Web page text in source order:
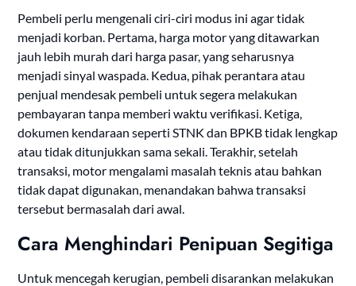
Pembeli perlu mengenali ciri-ciri modus ini agar tidak
menjadi korban. Pertama, harga motor yang ditawarkan
jauh lebih murah dari harga pasar, yang seharusnya
menjadi sinyal waspada. Kedua, pihak perantara atau
penjual mendesak pembeli untuk segera melakukan
pembayaran tanpa memberi waktu verifikasi. Ketiga,
dokumen kendaraan seperti STNK dan BPKB tidak lengkap
atau tidak ditunjukkan sama sekali. Terakhir, setelah
transaksi, motor mengalami masalah teknis atau bahkan
tidak dapat digunakan, menandakan bahwa transaksi
tersebut bermasalah dari awal.
Cara Menghindari Penipuan Segitiga
Untuk mencegah kerugian, pembeli disarankan melakukan